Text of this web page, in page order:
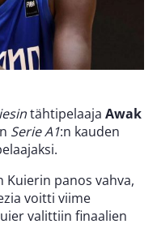
tähtipelaaja Awak
Serie A1:n kauden
panos vahva,
voitti viime
valittiin finaalien